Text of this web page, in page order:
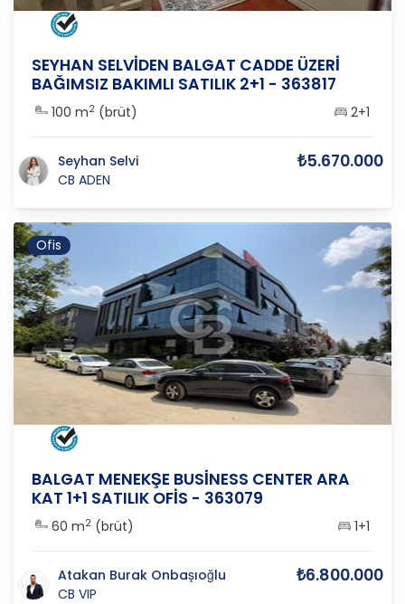
SEYHAN SELVİDEN BALGAT CADDE ÜZERİ
BAĞIMSIZ BAKIMLI SATILIK 2+1 - 363817
100 m2 (brüt) 2+1
Seyhan Selvi
CB ADEN
₺5.670.000
Ofis
BALGAT MENEKŞE BUSİNESS CENTER ARA
KAT 1+1 SATILIK OFİS - 363079
60 m2 (brüt) 1+1
Atakan Burak Onbaşıoğlu
CB VIP
₺6.800.000